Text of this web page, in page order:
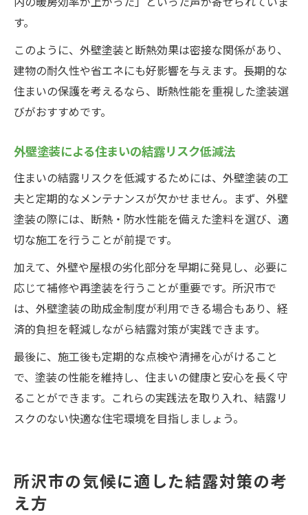
す。
このように、外壁塗装と断熱効果は密接な関係があり、
建物の耐久性や省エネにも好影響を与えます。長期的な
住まいの保護を考えるなら、断熱性能を重視した塗装選
びがおすすめです。
外壁塗装による住まいの結露リスク低減法
住まいの結露リスクを低減するためには、外壁塗装の工
夫と定期的なメンテナンスが欠かせません。まず、外壁
塗装の際には、断熱・防水性能を備えた塗料を選び、適
切な施工を行うことが前提です。
加えて、外壁や屋根の劣化部分を早期に発見し、必要に
応じて補修や再塗装を行うことが重要です。所沢市で
は、外壁塗装の助成金制度が利用できる場合もあり、経
済的負担を軽減しながら結露対策が実践できます。
最後に、施工後も定期的な点検や清掃を心がけること
で、塗装の性能を維持し、住まいの健康と安心を長く守
ることができます。これらの実践法を取り入れ、結露リ
スクのない快適な住宅環境を目指しましょう。
所沢市の気候に適した結露対策の考
え方